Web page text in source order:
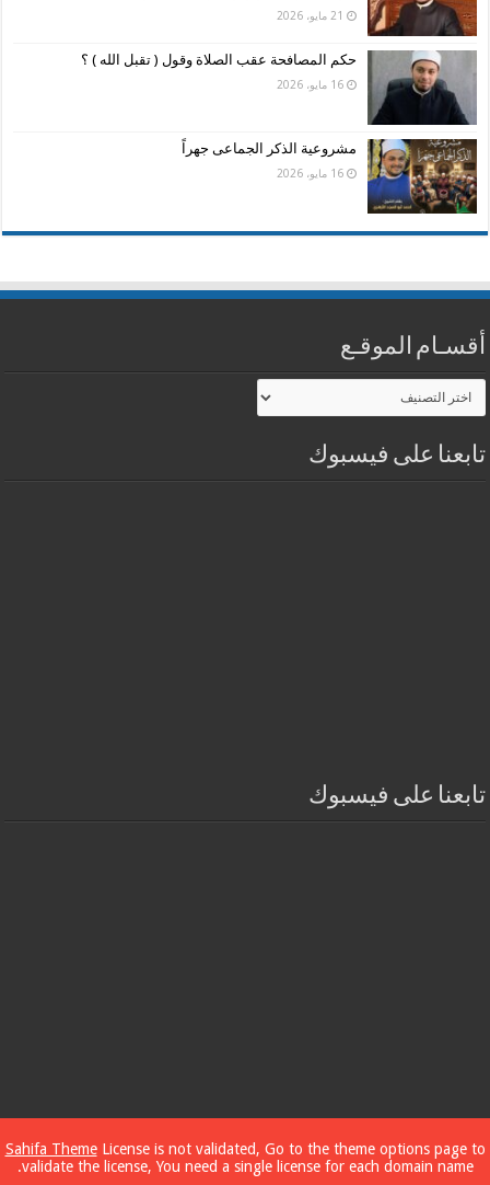
21 مايو، 2026
حكم المصافحة عقب الصلاة وقول ( تقبل الله ) ؟
16 مايو، 2026
مشروعية الذكر الجماعى جهراً
16 مايو، 2026
أقسـام الموقـع
أقسـام
الموقـع
تابعنا على فيسبوك
تابعنا على فيسبوك
Sahifa ThemeLicense is not validated, Go to the theme options page to
validate the license, You need a single license for each domain name.